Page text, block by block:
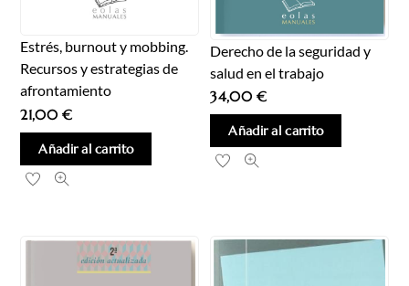
Estrés, burnout y mobbing.
Recursos y estrategias de
afrontamiento
21,00€
Añadir al carrito
Derecho de la seguridad y
salud en el trabajo
34,00€
Añadir al carrito